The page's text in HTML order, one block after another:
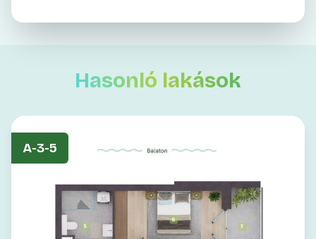
Hasonló lakások
A-3-5